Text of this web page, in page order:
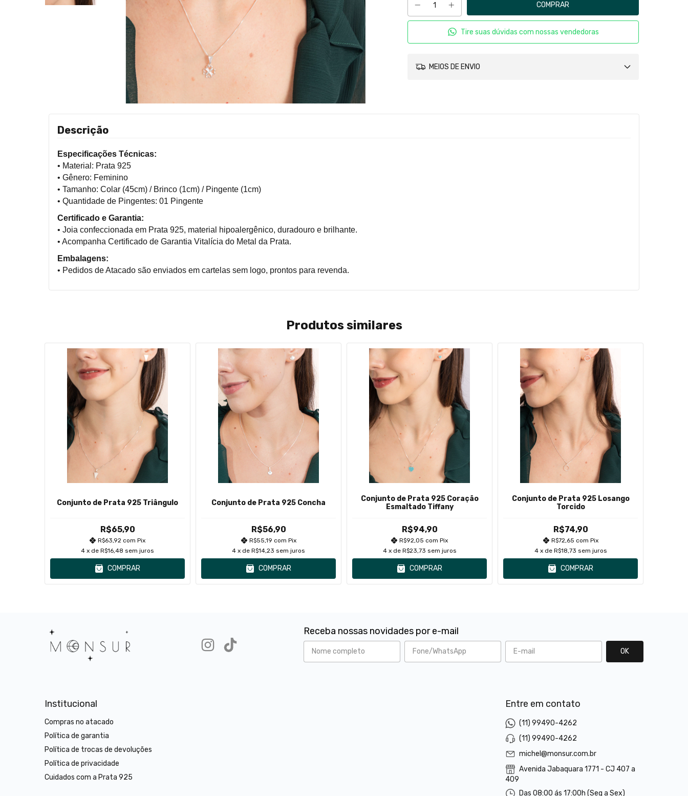
Tire suas dúvidas com nossas vendedoras
MEIOS DE ENVIO
Descrição
Especificações Técnicas:
• Material: Prata 925
• Gênero: Feminino
• Tamanho: Colar (45cm) / Brinco (1cm) / Pingente (1cm)
• Quantidade de Pingentes: 01 Pingente
Certificado e Garantia:
• Joia confeccionada em Prata 925, material hipoalergênico, duradouro e brilhante.
• Acompanha Certificado de Garantia Vitalícia do Metal da Prata.
Embalagens:
• Pedidos de Atacado são enviados em cartelas sem logo, prontos para revenda.
Produtos similares
Conjunto de Prata 925 Triângulo
R$65,90
R$63,92 com Pix
4 x de R$16,48 sem juros
COMPRAR
Conjunto de Prata 925 Concha
R$56,90
R$55,19 com Pix
4 x de R$14,23 sem juros
COMPRAR
Conjunto de Prata 925 Coração
Esmaltado Tiffany
R$94,90
R$92,05 com Pix
4 x de R$23,73 sem juros
COMPRAR
Conjunto de Prata 925 Losango
Torcido
R$74,90
R$72,65 com Pix
4 x de R$18,73 sem juros
COMPRAR
Receba nossas novidades por e-mail
Institucional
Compras no atacado
Política de garantia
Política de trocas de devoluções
Política de privacidade
Cuidados com a Prata 925
Entre em contato
(11) 99490-4262
(11) 99490-4262
michel@monsur.com.br
Avenida Jabaquara 1771 - CJ 407 a
409
Das 08:00 ás 17:00h (Seg a Sex)